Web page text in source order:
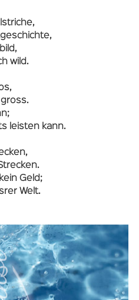
wild.
leisten kann.
Geld;
Welt.